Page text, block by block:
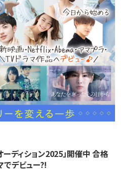
ーディション2025」開催中 合格
デビュー?!